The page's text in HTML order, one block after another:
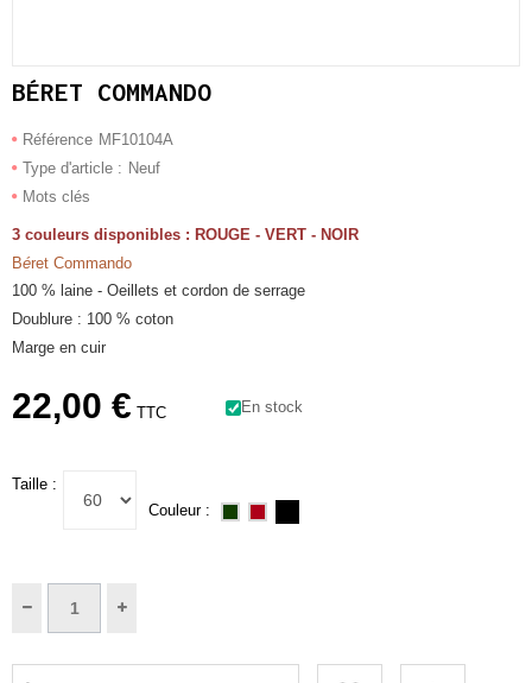
BÉRET COMMANDO
Référence MF10104A
Type d'article : Neuf
Mots clés
3 couleurs disponibles : ROUGE - VERT - NOIR
Béret Commando
100 % laine - Oeillets et cordon de serrage
Doublure : 100 % coton
Marge en cuir
22,00 € TTC En stock
Taille :
Couleur :